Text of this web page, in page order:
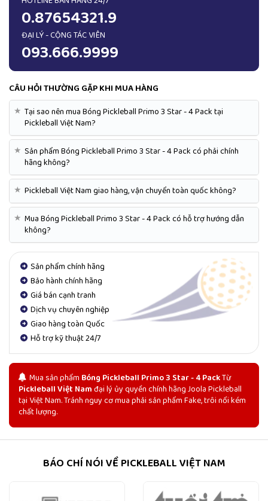
0.87654321.9
ĐẠI LÝ - CỘNG TÁC VIÊN
093.666.9999
CÂU HỎI THƯỜNG GẶP KHI MUA HÀNG
★ Tại sao nên mua Bóng Pickleball Primo 3 Star - 4 Pack tại
Pickleball Việt Nam?
★ Sản phẩm Bóng Pickleball Primo 3 Star - 4 Pack có phải chính
hãng không?
★ Pickleball Việt Nam giao hàng, vận chuyển toàn quốc không?
★ Mua Bóng Pickleball Primo 3 Star - 4 Pack có hỗ trợ hướng dẫn
không?
Sản phẩm chính hãng
Bảo hành chính hãng
Giá bán cạnh tranh
Dịch vụ chuyên nghiệp
Giao hàng toàn Quốc
Hỗ trợ kỹ thuật 24/7
Mua sản phẩm Bóng Pickleball Primo 3 Star - 4 PackTừ
Pickleball Việt Namđại lý ủy quyền chính hãng Joola Pickleball
tại Việt Nam. Tránh nguy cơ mua phải sản phẩm Fake, trôi nổi kém
chất lượng.
BÁO CHÍ NÓI VỀ PICKLEBALL VIỆT NAM